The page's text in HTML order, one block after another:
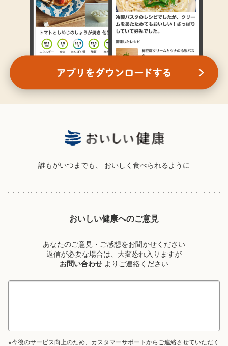
誰もがいつまでも、 おいしく食べられるように
おいしい健康へのご意見
あなたのご意見・ご感想をお聞かせください
返信が必要な場合は、大変恐れ入りますが
お問い合わせ よりご連絡ください
※今後のサービス向上のため、カスタマーサポートからご連絡させていただく